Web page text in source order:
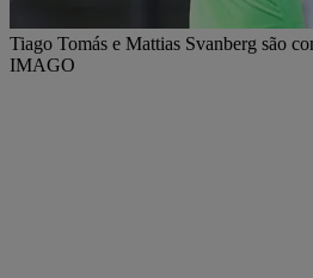
Tiago Tomás e Mattias Svanberg são
IMAGO